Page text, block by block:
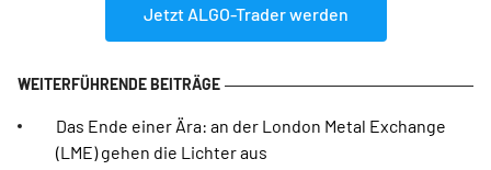
Jetzt ALGO-Trader werden
Das Ende einer Ära: an der London Metal Exchange
(LME) gehen die Lichter aus